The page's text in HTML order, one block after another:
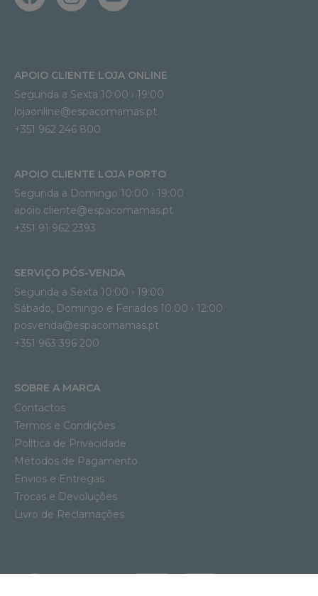
APOIO CLIENTE LOJA ONLINE
Segunda a Sexta 10:00 › 19:00
lojaonline@espacomamas.pt
+351 962 246 800
APOIO CLIENTE LOJA PORTO
Segunda a Domingo 10:00 › 19:00
apoio.cliente@espacomamas.pt
+351 91 962 2393
SERVIÇO PÓS-VENDA
Segunda a Sexta 10:00 › 19:00
Sábado, Domingo e Feriados 10:00 › 12:00
posvenda@espacomamas.pt
+351 963 396 200
SOBRE A MARCA
Contactos
Termos e Condições
Política de Privacidade
Métodos de Pagamento
Envios e Entregas
Trocas e Devoluções
Livro de Reclamações